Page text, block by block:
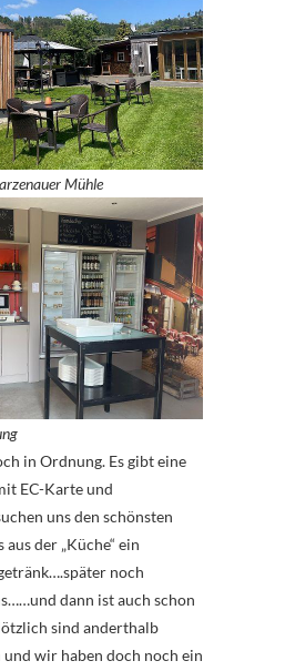
Mühle
in Ordnung. Es gibt eine
EC-Karte und
uns den schönsten
der „Küche“ ein
noch
dann ist auch schon
sind anderthalb
und wir haben doch noch ein